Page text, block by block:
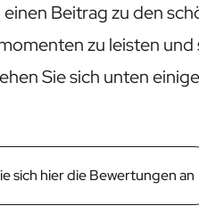
Beitrag zu den
zu leisten und
Sie sich unten
sich hier die Bewertungen an